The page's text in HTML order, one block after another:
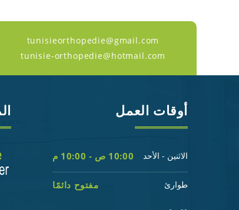
tunisieorthopedie@gmail.com
tunisie-orthopedie@hotmail.com
أوقات العمل
10:00 ص - 10:00 م الاثنين - الأحد
مفتوح دائمًا طوارئ